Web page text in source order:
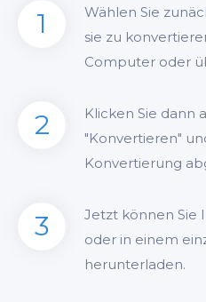
1
Wählen Sie
sie zu
Computer oder
2
Klicken Sie dann
"Konvertieren"
Konvertierung
3
Jetzt können Sie
oder in einem
herunterladen.